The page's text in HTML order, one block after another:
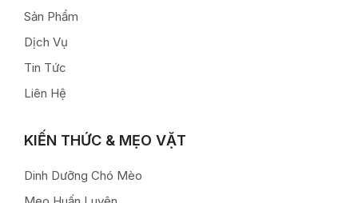
Sản Phẩm
Dịch Vụ
Tin Tức
Liên Hệ
KIẾN THỨC & MẸO VẶT
Dinh Dưỡng Chó Mèo